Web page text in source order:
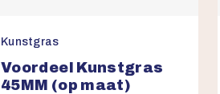
Kunstgras
Voordeel Kunstgras
45MM (op maat)